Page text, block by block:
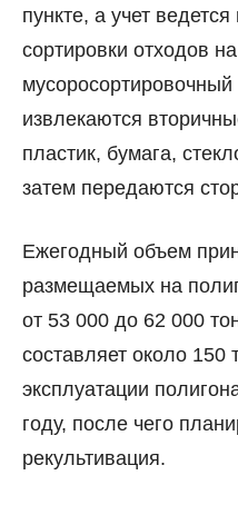
пункте, а учет
сортировки отходов
мусоросортировочный
извлекаются
пластик, бумага,
затем передаются
Ежегодный объем
размещаемых на
от 53 000 до 62 000
составляет около 150
эксплуатации
году, после чего
рекультивация.